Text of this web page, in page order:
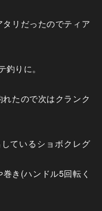
リだったのでティア
りに。
たので次はクランク
ているショボクレグ
き(ハンドル5回転く